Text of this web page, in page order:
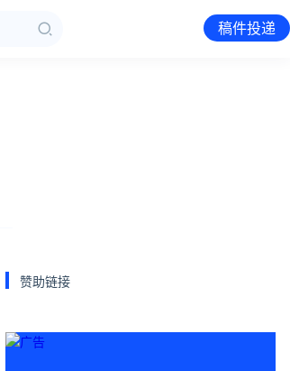
稿件投递
赞助链接